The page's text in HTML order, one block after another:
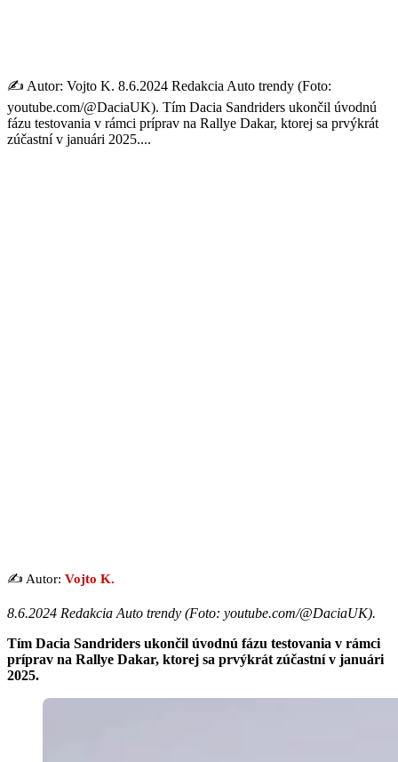
✍️ Autor: Vojto K. 8.6.2024 Redakcia Auto trendy (Foto:
youtube.com/@DaciaUK). Tím Dacia Sandriders ukončil úvodnú
fázu testovania v rámci príprav na Rallye Dakar, ktorej sa prvýkrát
zúčastní v januári 2025....
✍️ Autor: Vojto K.
8.6.2024 Redakcia Auto trendy (Foto: youtube.com/@DaciaUK).
Tím Dacia Sandriders ukončil úvodnú fázu testovania v rámci
príprav na Rallye Dakar, ktorej sa prvýkrát zúčastní v januári
2025.